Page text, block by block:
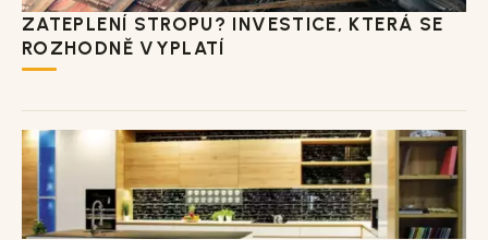
ZATEPLENÍ STROPU? INVESTICE, KTERÁ SE
ROZHODNĚ VYPLATÍ